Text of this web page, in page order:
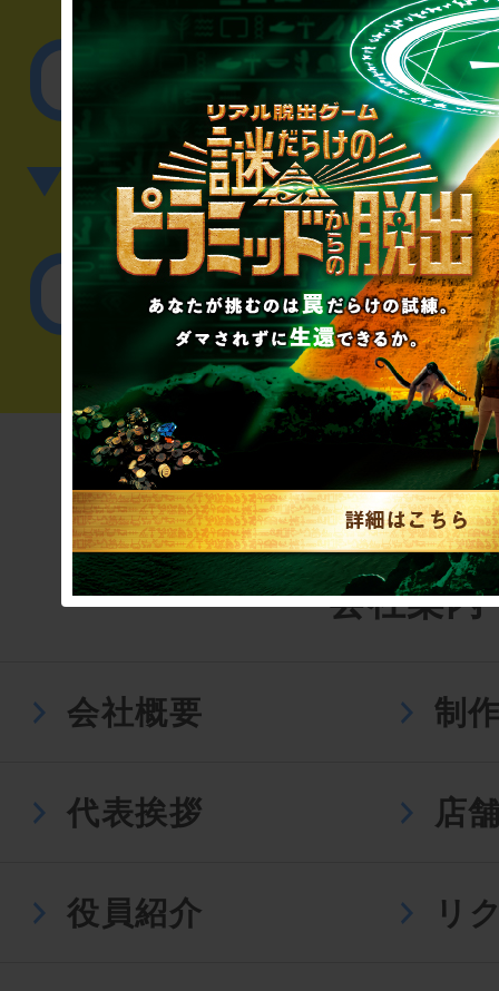
その他のご相談／
▼英語、中国語でのお問
English／
会社案内
会社概要 制
代表挨拶 店
役員紹介 リ